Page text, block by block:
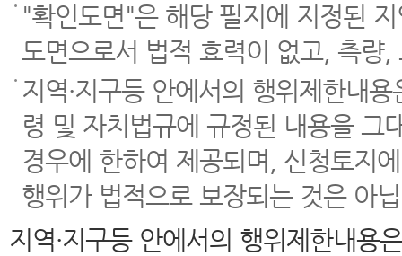
"확인도면"은 해당 필지에 지정된
도면으로서 법적 효력이 없고, 측량
지역·지구등 안에서의 행위제한내
령 및 자치법규에 규정된 내용을 그
경우에 한하여 제공되며, 신청토지
행위가 법적으로 보장되는 것은 아
지역·지구등 안에서의 행위제한내용